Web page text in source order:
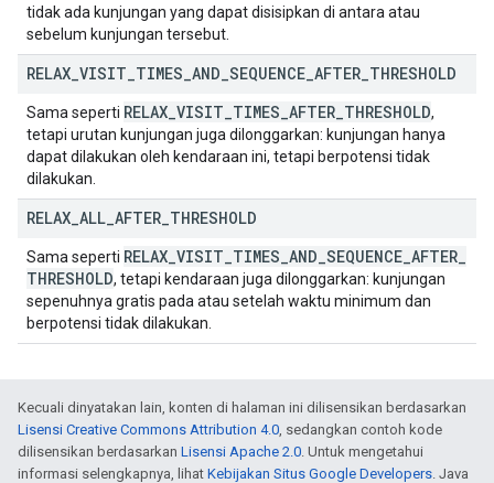
tidak ada kunjungan yang dapat disisipkan di antara atau
sebelum kunjungan tersebut.
RELAX VISIT TIMES AND SEQUENCE AFTER THRESHOLD
Sama seperti RELAX VISIT TIMES AFTER THRESHOLD,
tetapi urutan kunjungan juga dilonggarkan: kunjungan hanya
dapat dilakukan oleh kendaraan ini, tetapi berpotensi tidak
dilakukan.
RELAX ALL AFTER THRESHOLD
Sama seperti RELAX VISIT TIMES AND SEQUENCE AFTER
THRESHOLD, tetapi kendaraan juga dilonggarkan: kunjungan
sepenuhnya gratis pada atau setelah waktu minimum dan
berpotensi tidak dilakukan.
Kecuali dinyatakan lain, konten di halaman ini dilisensikan berdasarkan
Lisensi Creative Commons Attribution 4.0, sedangkan contoh kode
dilisensikan berdasarkan Lisensi Apache 2.0. Untuk mengetahui
informasi selengkapnya, lihat Kebijakan Situs Google Developers. Java